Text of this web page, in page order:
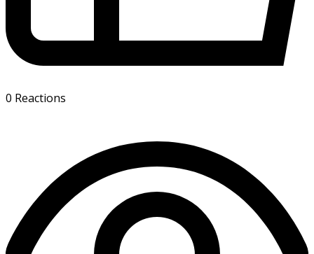
0 Reactions